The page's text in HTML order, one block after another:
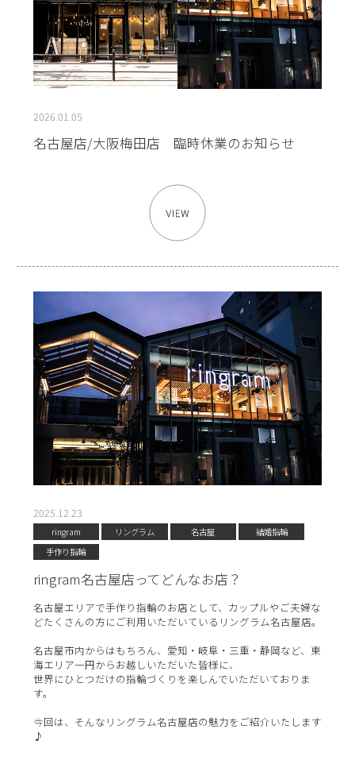
2026.01.05
名古屋店/大阪梅田店 臨時休業のお知らせ
2025.12.23
ringram リングラム 名古屋
結婚指輪
手作り指輪
ringram名古屋店ってどんなお店？
名古屋エリアで手作り指輪のお店として、カップルやご夫婦な
どたくさんの方にご利用いただいているリングラム名古屋店。
名古屋市内からはもちろん、愛知・岐阜・三重・静岡など、東
海エリア一円からお越しいただいた皆様に、
世界にひとつだけの指輪づくりを楽しんでいただいておりま
す。
今回は、そんなリングラム名古屋店の魅力をご紹介いたします
♪